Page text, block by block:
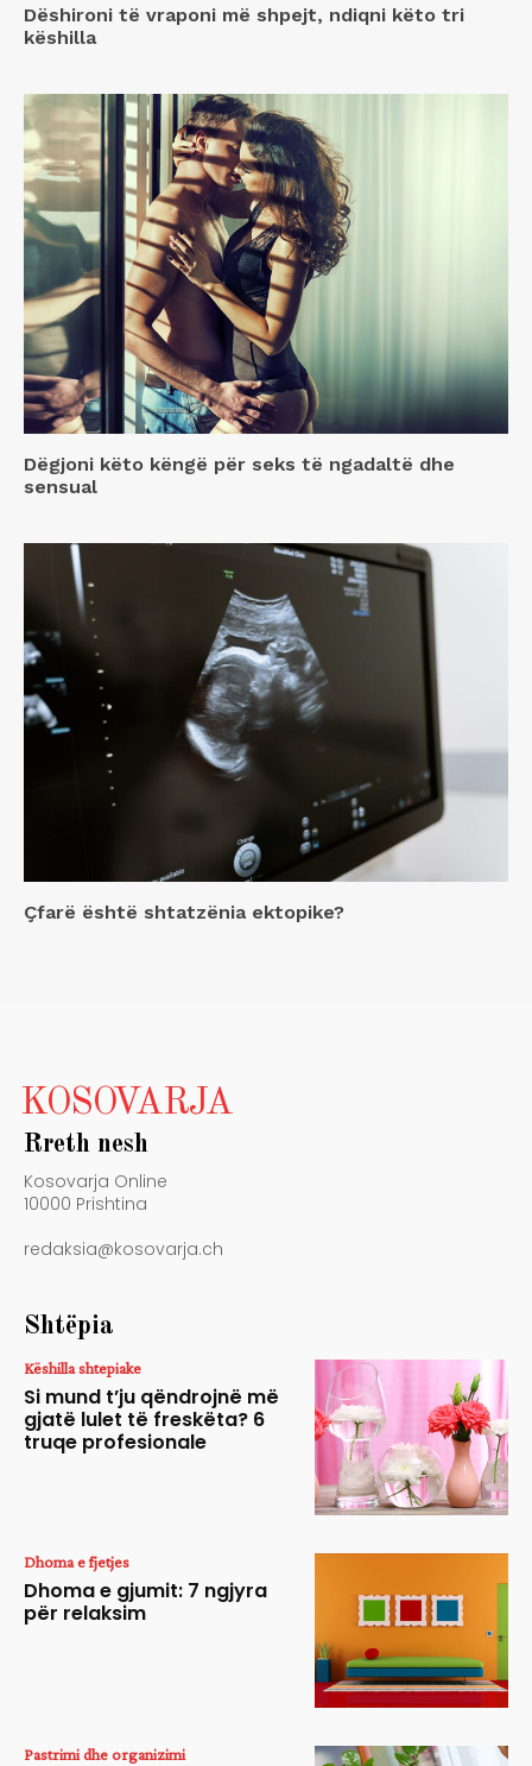
Dëshironi të vraponi më shpejt, ndiqni këto tri
këshilla
Dëgjoni këto këngë për seks të ngadaltë dhe
sensual
Çfarë është shtatzënia ektopike?
KOSOVARJA
Rreth nesh
Kosovarja Online
10000 Prishtina
redaksia@kosovarja.ch
Shtëpia
Këshilla shtepiake
Si mund t’ju qëndrojnë më
gjatë lulet të freskëta? 6
truqe profesionale
Dhoma e fjetjes
Dhoma e gjumit: 7 ngjyra
për relaksim
Pastrimi dhe organizimi